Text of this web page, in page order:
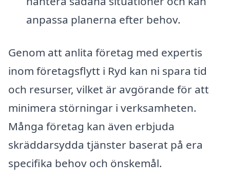
anpassa planerna efter behov.
Genom att anlita företag med expertis
inom företagsflytt i Ryd kan ni spara tid
och resurser, vilket är avgörande för att
minimera störningar i verksamheten.
Många företag kan även erbjuda
skräddarsydda tjänster baserat på era
specifika behov och önskemål.